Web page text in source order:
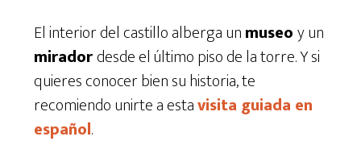
El interior del castillo alberga unmuseoy un
miradordesde el último piso de la torre. Y si
quieres conocer bien su historia, te
recomiendo unirte a estavisita guiada en
español.